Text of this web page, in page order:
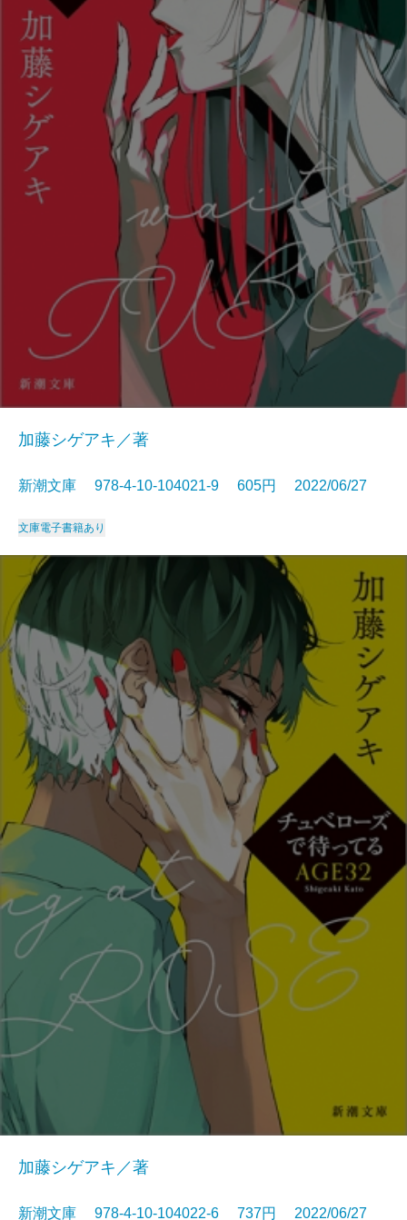
加藤シゲアキ／著
新潮文庫 978-4-10-104021-9 605円 2022/06/27
文庫電子書籍あり
加藤シゲアキ／著
新潮文庫 978-4-10-104022-6 737円 2022/06/27